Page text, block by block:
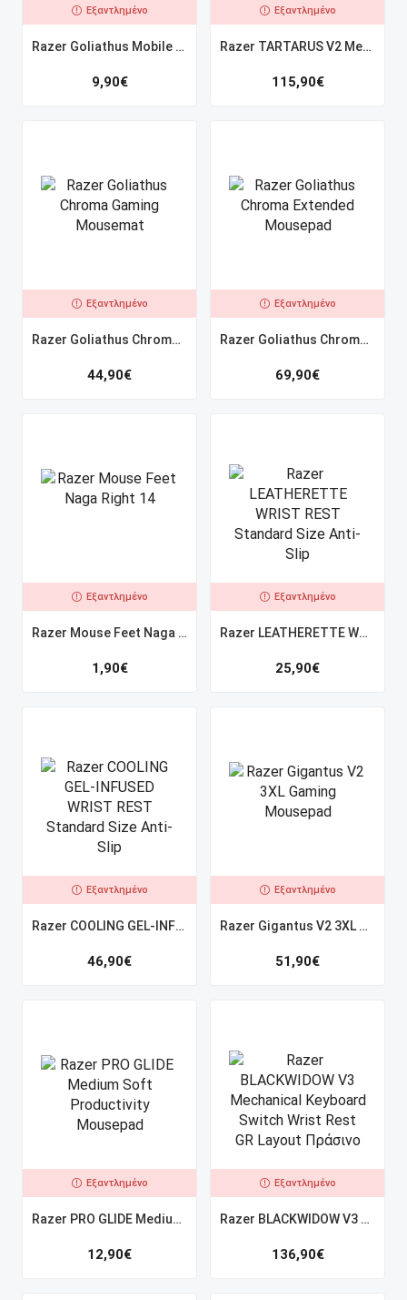
Εξαντλημένο
Razer Goliathus Mobile Stealth MouseMat
9,90€
Εξαντλημένο
Razer TARTARUS V2 Mecha-Membrane Gaming Keypad Chroma 32 Keys
115,90€
Εξαντλημένο
Razer Goliathus Chroma Gaming Mousemat
44,90€
Εξαντλημένο
Razer Goliathus Chroma Extended Mousepad
69,90€
Εξαντλημένο
Razer Mouse Feet Naga Right 14
1,90€
Εξαντλημένο
Razer LEATHERETTE WRIST REST Standard Size Anti-Slip
25,90€
Εξαντλημένο
Razer COOLING GEL-INFUSED WRIST REST Standard Size Anti-Slip
46,90€
Εξαντλημένο
Razer Gigantus V2 3XL Gaming Mousepad
51,90€
Εξαντλημένο
Razer PRO GLIDE Medium Soft Productivity Mousepad
12,90€
Εξαντλημένο
Razer BLACKWIDOW V3 Mechanical Keyboard Switch Wrist Rest GR Layout Πράσινο
136,90€